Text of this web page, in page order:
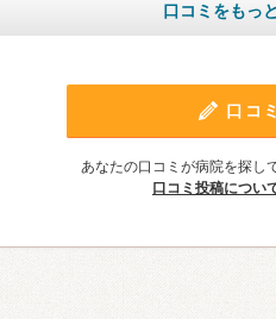
口コミをもっ
口コ
あなたの口コミが病院を探し
口コミ投稿につい